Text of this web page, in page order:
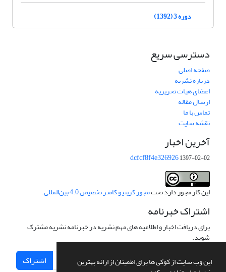
این وب سایت از کوکی ها برای اطمینان از ارائه بهترین
دوره 3 (1392)
دسترسی سریع
صفحه اصلی
درباره نشریه
اعضای هیات تحریریه
ارسال مقاله
تماس با ما
نقشه سایت
آخرین اخبار
dcfcf8f4e3269261397-02-02
این کار مجوز دارد تحتمجوز کریتیو کامنز تخصیص 4.0 بین‌المللی .
اشتراک خبرنامه
برای دریافت اخبار و اطلاعیه های مهم نشریه در خبرنامه نشریه مشترک
شوید.
اشتراک